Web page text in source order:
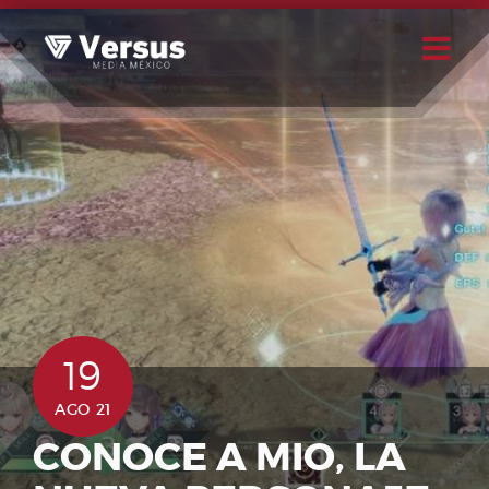
Skip
to
content
Buscar
Usuario
19
AGO 21
CONOCE A MIO, LA